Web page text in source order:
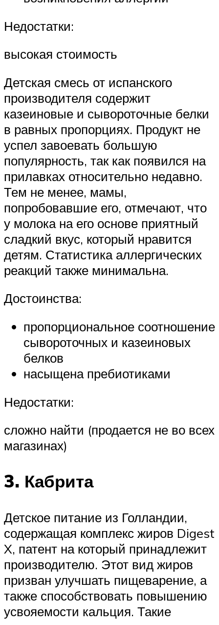
Недостатки:
высокая стоимость
Детская смесь от испанского
производителя содержит
казеиновые и сывороточные белки
в равных пропорциях. Продукт не
успел завоевать большую
популярность, так как появился на
прилавках относительно недавно.
Тем не менее, мамы,
попробовавшие его, отмечают, что
у молока на его основе приятный
сладкий вкус, который нравится
детям. Статистика аллергических
реакций также минимальна.
Достоинства:
пропорциональное соотношение
сывороточных и казеиновых
белков
насыщена пребиотиками
Недостатки:
сложно найти (продается не во всех
магазинах)
3. Кабрита
Детское питание из Голландии,
содержащая комплекс жиров Digest
X, патент на который принадлежит
производителю. Этот вид жиров
призван улучшать пищеварение, а
также способствовать повышению
усвояемости кальция. Такие